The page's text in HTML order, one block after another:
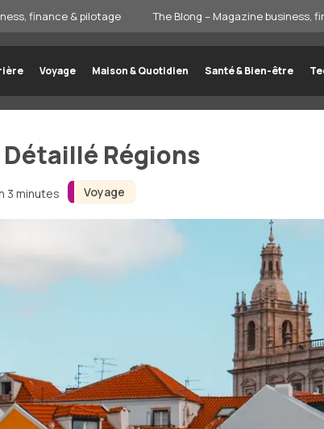
finance & pilotage The Blong – Magazine business,
Voyage Maison & Quotidien Santé & Bien-être
Voyage
Régions
3 minutes